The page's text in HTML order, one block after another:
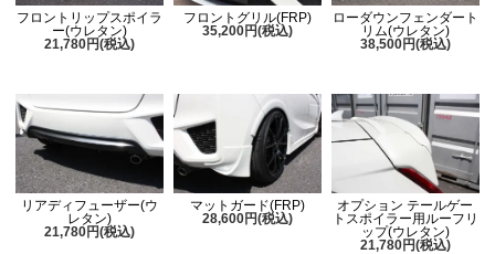
フロントリップスポイラ
ー(ウレタン)
21,780円(税込)
フロントグリル(FRP)
35,200円(税込)
ローダウンフェンダート
リム(ウレタン)
38,500円(税込)
リアディフューザー(ウ
レタン)
21,780円(税込)
マットガード(FRP)
28,600円(税込)
オプション テールゲー
トスポイラー用ルーフリ
ップ(ウレタン)
21,780円(税込)